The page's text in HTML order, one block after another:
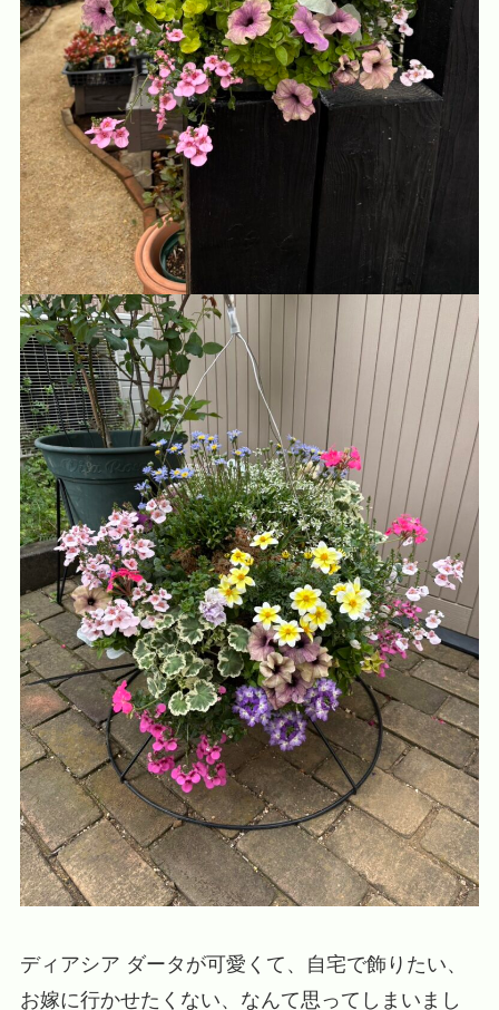
ディアシア ダータが可愛くて、自宅で飾りたい、
お嫁に行かせたくない、なんて思ってしまいまし